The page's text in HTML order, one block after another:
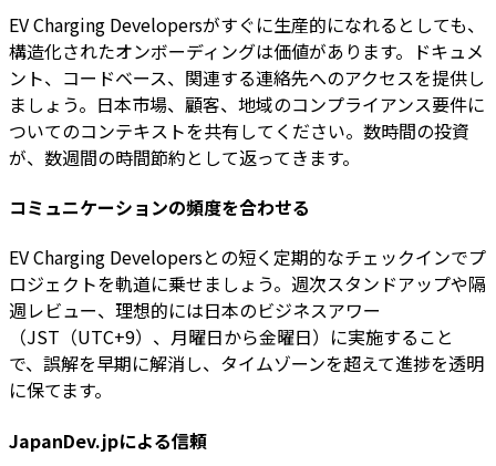
EV Charging Developersがすぐに生産的になれるとしても、
構造化されたオンボーディングは価値があります。ドキュメ
ント、コードベース、関連する連絡先へのアクセスを提供し
ましょう。日本市場、顧客、地域のコンプライアンス要件に
ついてのコンテキストを共有してください。数時間の投資
が、数週間の時間節約として返ってきます。
コミュニケーションの頻度を合わせる
EV Charging Developersとの短く定期的なチェックインでプ
ロジェクトを軌道に乗せましょう。週次スタンドアップや隔
週レビュー、理想的には日本のビジネスアワー
（JST（UTC+9）、月曜日から金曜日）に実施すること
で、誤解を早期に解消し、タイムゾーンを超えて進捗を透明
に保てます。
JapanDev.jpによる信頼